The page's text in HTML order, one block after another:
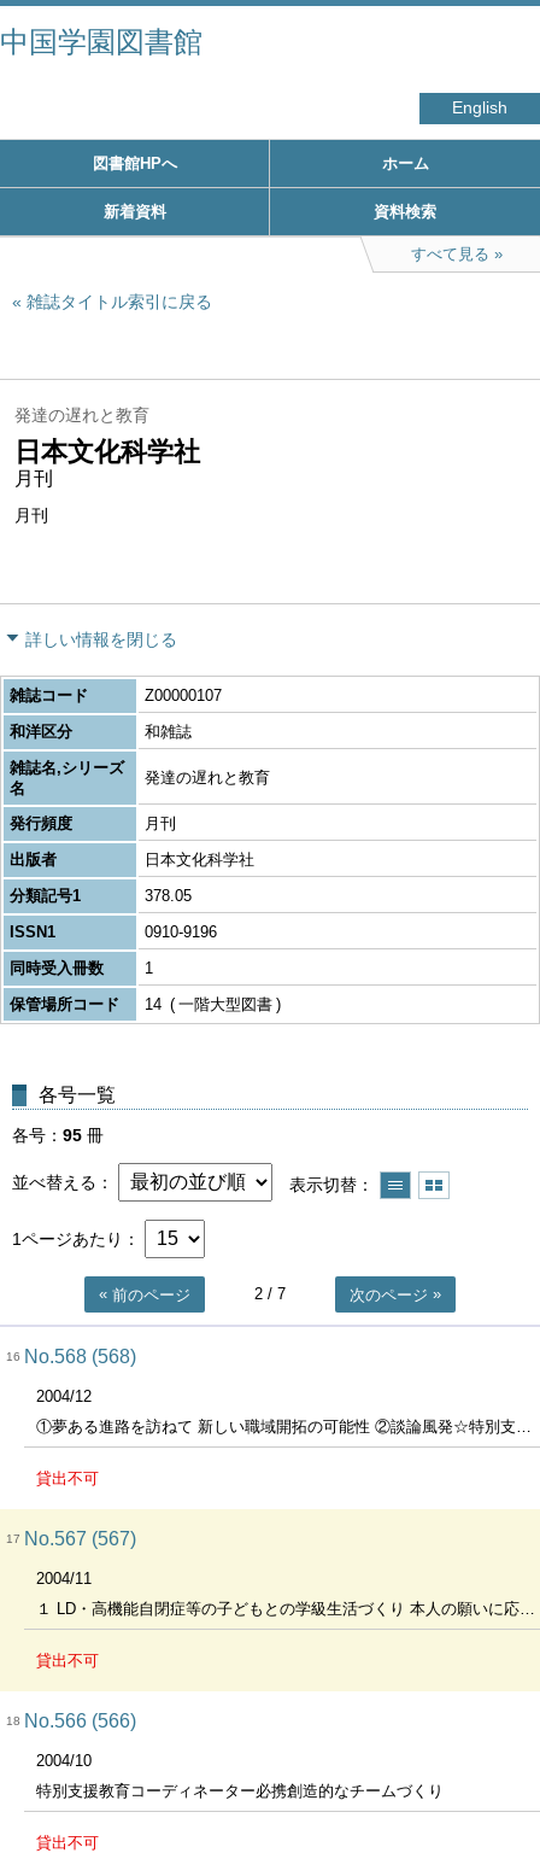
中国学園図書館
English
図書館HPへ ホーム
新着資料 資料検索
すべて見る
雑誌タイトル索引に戻る
発達の遅れと教育
日本文化科学社
月刊
月刊
詳しい情報を閉じる
雑誌コード
Z00000107
和洋区分
和雑誌
雑誌名,シリーズ
名
発達の遅れと教育
発行頻度
月刊
出版者
日本文化科学社
分類記号1
378.05
ISSN1
0910-9196
同時受入冊数
1
保管場所コード
14 一階大型図書
各号一覧
各号 95 冊
並べ替える 表示切替
1ページあたり
前のページ 2 / 7 次のページ
16 No.568 (568)
2004/12
①夢ある進路を訪ねて 新しい職域開拓の可能性 ②談論風発☆特別支援教育 養護学校と地域とのネットワークづくり
貸出不可
17 No.567 (567)
2004/11
１ LD・高機能自閉症等の子どもとの学級生活づくり 本人の願いに応える指導の在り方 ２ 談論風発☆特別支援教育 養護学校のセンター的機能の充実
貸出不可
18 No.566 (566)
2004/10
特別支援教育コーディネーター必携創造的なチームづくり
貸出不可